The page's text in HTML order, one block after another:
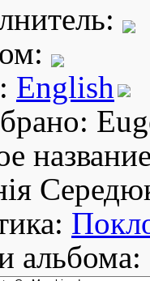
English
альбома: